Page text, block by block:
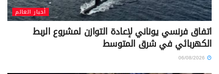
أخبار العالم
اتفاق فرنسي يوناني لإعادة التوازن لمشروع الربط
الكهربائي في شرق المتوسط